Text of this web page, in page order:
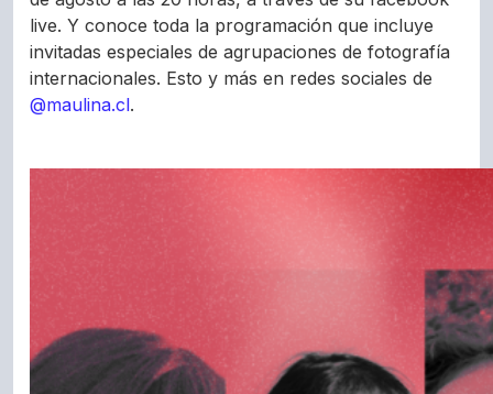
live. Y conoce toda la programación que incluye
invitadas especiales de agrupaciones de fotografía
internacionales. Esto y más en redes sociales de
@maulina.cl.